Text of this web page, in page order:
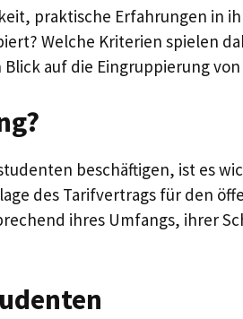
praktische Erfahrungen in
Welche Kriterien spielen
auf die Eingruppierung
beschäftigen, ist es
des Tarifvertrags für den
ihres Umfangs, ihrer